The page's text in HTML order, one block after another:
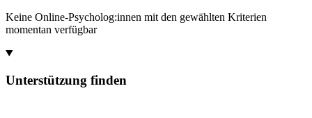
Keine Online-Psycholog:innen mit den gewählten Kriterien
momentan verfügbar
Unterstützung finden